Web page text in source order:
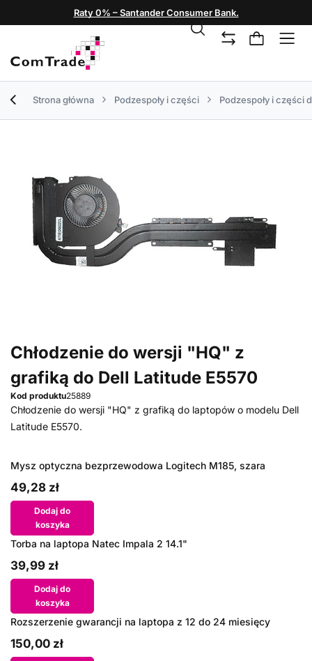
Raty 0% – Santander Consumer Bank.
Strona główna Podzespoły i części Podzespoły i części
Chłodzenie do wersji "HQ" z
grafiką do Dell Latitude E5570
Kod produktu25889
Chłodzenie do wersji "HQ" z grafiką do laptopów o modelu Dell
Latitude E5570.
Mysz optyczna bezprzewodowa Logitech M185, szara
49,28 zł
Dodaj do
koszyka
Torba na laptopa Natec Impala 2 14.1"
39,99 zł
Dodaj do
koszyka
Rozszerzenie gwarancji na laptopa z 12 do 24 miesięcy
150,00 zł